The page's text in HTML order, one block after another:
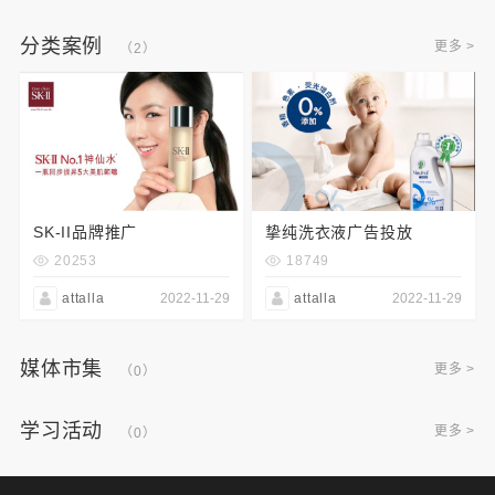
分类案例 （2） 更多 >
SK-II品牌推广
20253
attalla 2022-11-29
挚纯洗衣液广告投放
18749
attalla 2022-11-29
媒体市集 （0） 更多 >
学习活动 （0） 更多 >